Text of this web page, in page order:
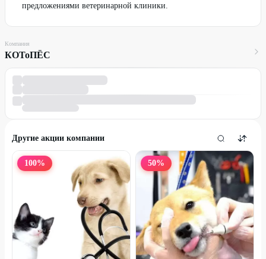
предложениями ветеринарной клиники.
Компания
КОТоПЁС
Другие акции компании
100% 50%